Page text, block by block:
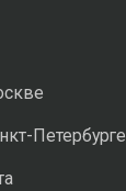
Петербурге